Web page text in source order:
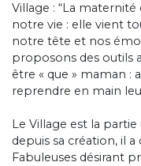
Village : “La maternité
notre vie : elle vient
notre tête et nos
proposons des outils
être « que » maman :
reprendre en main
Le Village est la
depuis sa création, il
Fabuleuses désirant